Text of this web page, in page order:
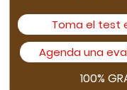
Toma el test
Agenda una
100%